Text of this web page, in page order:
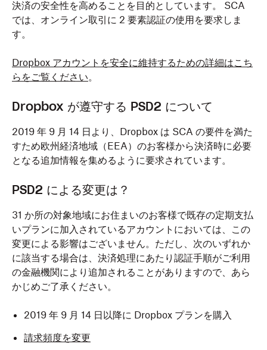
決済の安全性を高めることを目的としています。 SCA
では、オンライン取引に 2 要素認証の使用を要求しま
す。
Dropbox アカウントを安全に維持するための詳細はこち
らをご覧ください。
Dropbox が遵守する PSD2 について
2019 年 9 月 14 日より、Dropbox は SCA の要件を満た
すため欧州経済地域（EEA）のお客様から決済時に必要
となる追加情報を集めるように要求されています。
PSD2 による変更は？
31 か所の対象地域にお住まいのお客様で既存の定期支払
いプランに加入されているアカウントにおいては、この
変更による影響はございません。ただし、次のいずれか
に該当する場合は、決済処理にあたり認証手順がご利用
の金融機関により追加されることがありますので、あら
かじめご了承ください。
2019 年 9 月 14 日以降に Dropbox プランを購入
請求頻度を変更